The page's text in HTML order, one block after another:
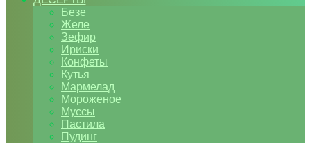
Безе
Желе
Зефир
Ириски
Конфеты
Кутья
Мармелад
Мороженое
Муссы
Пастила
Пудинг